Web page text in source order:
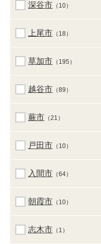
深谷市 （10）
上尾市 （18）
草加市 （195）
越谷市 （89）
蕨市 （21）
戸田市 （10）
入間市 （64）
朝霞市 （10）
志木市 （1）